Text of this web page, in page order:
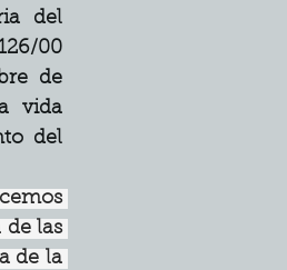
del
00
de
vida
del
de las
de la